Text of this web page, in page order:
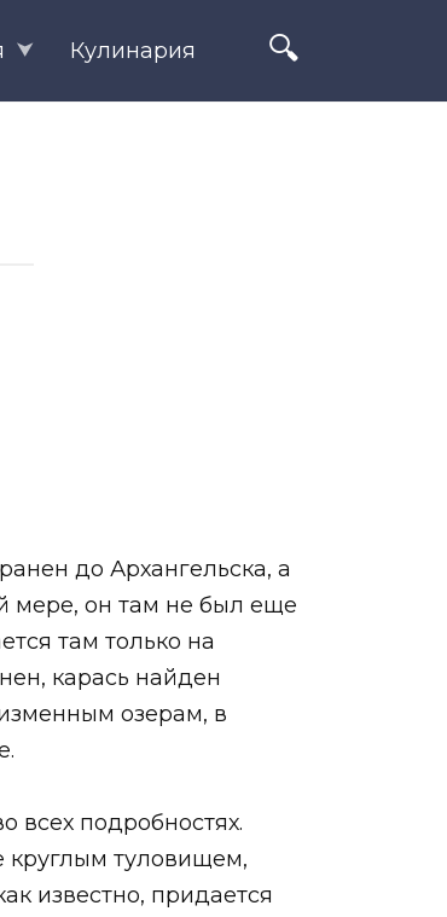
Кулинария
до Архангельска, а
мере, он там не был еще
там только на
карась найден
озерам, в
всех подробностях.
круглым туловищем,
известно, придается